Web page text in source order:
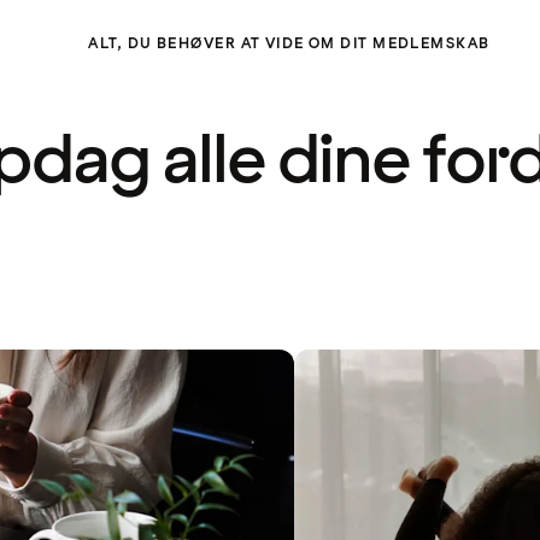
ALT, DU BEHØVER AT VIDE OM DIT MEDLEMSKAB
alle dine